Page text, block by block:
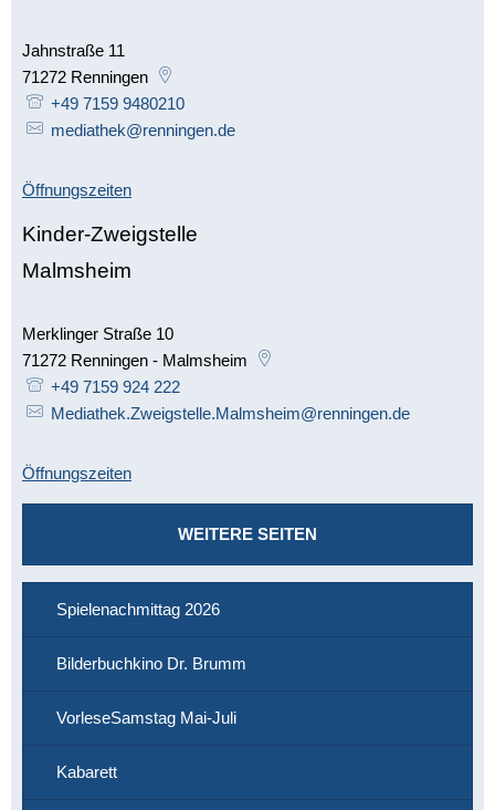
Jahnstraße 11
71272 Renningen
+49 7159 9480210
mediathek@renningen.de
Öffnungszeiten
Kinder-Zweigstelle
Malmsheim
Merklinger Straße 10
71272 Renningen - Malmsheim
+49 7159 924 222
Mediathek.Zweigstelle.Malmsheim@renningen.de
Öffnungszeiten
WEITERE SEITEN
Spielenachmittag 2026
Bilderbuchkino Dr. Brumm
VorleseSamstag Mai-Juli
Kabarett